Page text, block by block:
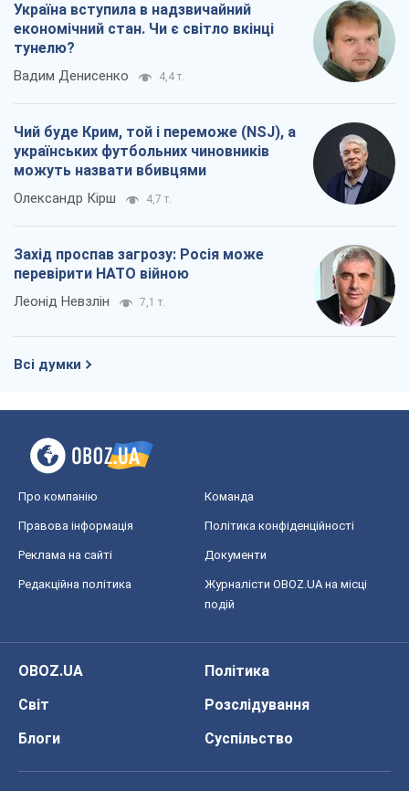
Україна вступила в надзвичайний
економічний стан. Чи є світло вкінці
тунелю?
Вадим Денисенко 4,4 т.
Чий буде Крим, той і переможе (NSJ), а
українських футбольних чиновників
можуть назвати вбивцями
Олександр Кірш 4,7 т.
Захід проспав загрозу: Росія може
перевірити НАТО війною
Леонід Невзлін 7,1 т.
Всі думки
Про компанію Команда
Правова інформація Політика конфіденційності
Реклама на сайті Документи
Редакційна політика
Журналісти OBOZ.UA на місці
подій
OBOZ.UA
Політика
Світ
Розслідування
Блоги
Суспільство